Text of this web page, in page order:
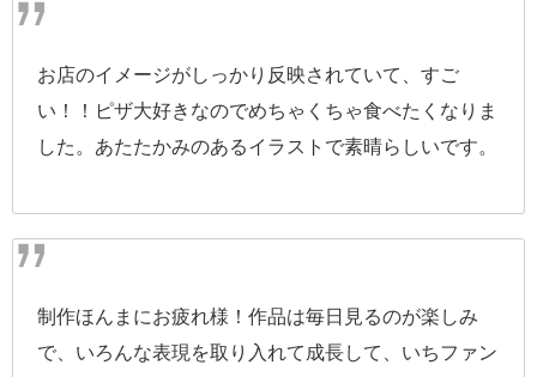
お店のイメージがしっかり反映されていて、すご
い！！ピザ大好きなのでめちゃくちゃ食べたくなりま
した。あたたかみのあるイラストで素晴らしいです。
制作ほんまにお疲れ様！作品は毎日見るのが楽しみ
で、いろんな表現を取り入れて成長して、いちファン